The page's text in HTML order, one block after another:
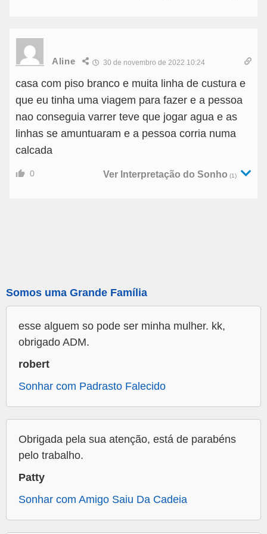
Aline 30 de novembro de 2022 10:24
casa com piso branco e muita linha de custura e
que eu tinha uma viagem para fazer e a pessoa
nao conseguia varrer teve que jogar agua e as
linhas se amuntuaram e a pessoa corria numa
calcada
0 Ver Interpretação do Sonho (1)
Somos uma Grande Família
esse alguem so pode ser minha mulher. kk,
obrigado ADM.
robert
Sonhar com Padrasto Falecido
Obrigada pela sua atenção, está de parabéns
pelo trabalho.
Patty
Sonhar com Amigo Saiu Da Cadeia